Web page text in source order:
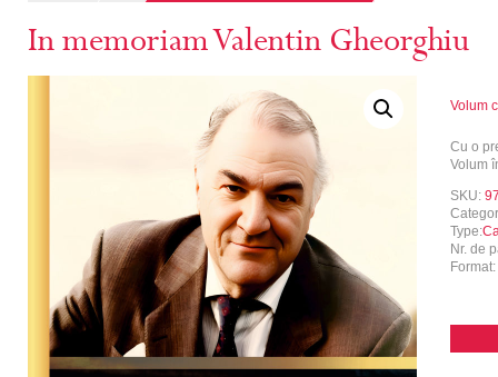
In memoriam Valentin Gheorghiu
Volum
Cu o
Volum
SKU:
Type:
Nr. de
Format: